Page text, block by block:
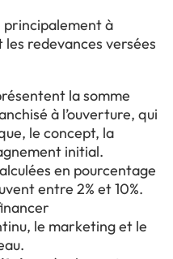
principalement à
redevances versées
la somme
à l’ouverture, qui
le concept, la
initial.
en pourcentage
entre 2% et 10%.
le marketing et le